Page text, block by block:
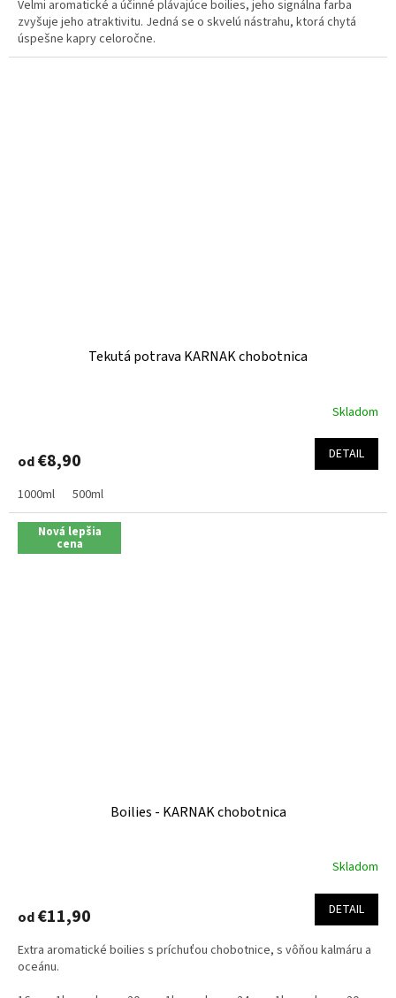
z
5
hviezdičiek.
Velmi aromatické a účinné plávajúce boilies, jeho signálna farba
zvyšuje jeho atraktivitu. Jedná se o skvelú nástrahu, ktorá chytá
úspešne kapry celoročne.
Tekutá potrava KARNAK chobotnica
je
z
5
hviezdičiek.
Skladom
od€8,90 DETAIL
1000ml 500ml
Nová lepšia
cena
Boilies - KARNAK chobotnica
je
z
5
Skladom
od€11,90 DETAIL
Extra aromatické boilies s príchuťou chobotnice, s vôňou kalmáru a
oceánu.